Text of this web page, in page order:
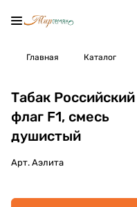
Главная Каталог
Табак Российский
флаг F1, смесь
душистый
Арт. Аэлита